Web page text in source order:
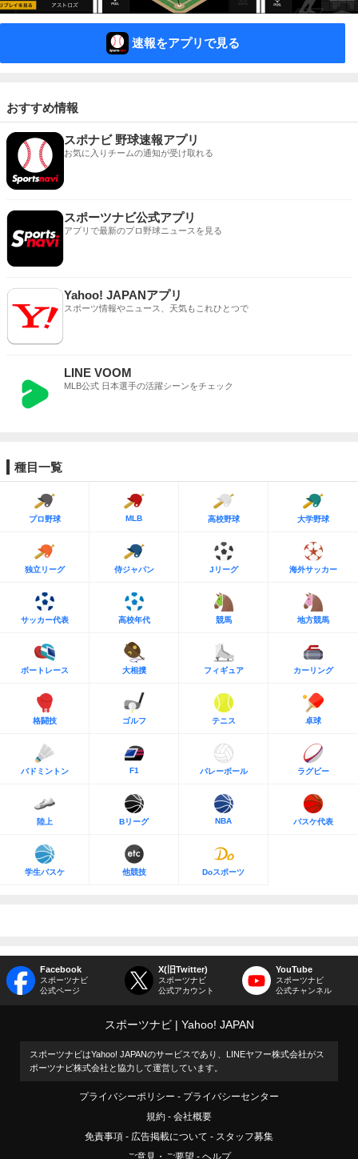
速報をアプリで見る
おすすめ情報
スポナビ 野球速報アプリ
お気に入りチームの通知が受け取れる
スポーツナビ公式アプリ
アプリで最新のプロ野球ニュースを見る
Yahoo! JAPANアプリ
スポーツ情報やニュース、天気もこれひとつで
LINE VOOM
MLB公式 日本選手の活躍シーンをチェック
種目一覧
プロ野球 MLB 高校野球 大学野球
独立リーグ 侍ジャパン Jリーグ 海外サッカー
サッカー代表 高校年代 競馬 地方競馬
ボートレース 大相撲 フィギュア カーリング
格闘技 ゴルフ テニス 卓球
バドミントン F1 バレーボール ラグビー
陸上 Bリーグ NBA バスケ代表
学生バスケ 他競技 Doスポーツ
Facebook
スポーツナビ
公式ページ
X(旧Twitter)
スポーツナビ
公式アカウント
YouTube
スポーツナビ
公式チャンネル
スポーツナビ Yahoo! JAPAN
スポーツナビはYahoo! JAPANのサービスであり、LINEヤフー株式会社がス
ポーツナビ株式会社と協力して運営しています。
プライバシーポリシー
プライバシーセンター
規約
会社概要
免責事項
広告掲載について
スタッフ募集
ご意見・ご要望
ヘルプ